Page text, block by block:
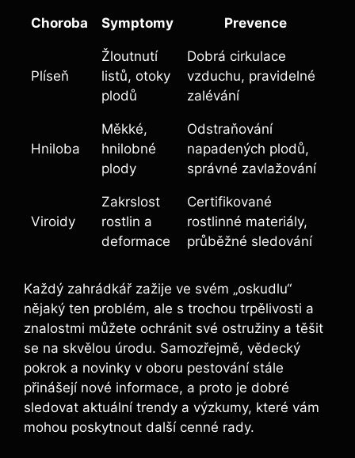
Choroba Symptomy Prevence
Plíseň
Žloutnutí
listů, otoky
plodů
Dobrá cirkulace
vzduchu, pravidelné
zalévání
Hniloba
Měkké,
hnilobné
plody
Odstraňování
napadených plodů,
správné zavlažování
Viroidy
Zakrslost
rostlin a
deformace
Certifikované
rostlinné materiály,
průběžné sledování
Každý zahrádkář zažije ve svém „oskudlu“
nějaký ten problém, ale s trochou trpělivosti a
znalostmi můžete ochránit své ostružiny a těšit
se na skvělou úrodu. Samozřejmě, vědecký
pokrok a novinky v oboru pestování stále
přinášejí nové informace, a proto je dobré
sledovat aktuální trendy a výzkumy, které vám
mohou poskytnout další cenné rady.